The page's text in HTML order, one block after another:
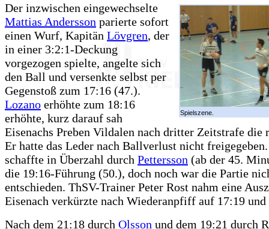
Spielszene.
Der inzwischen eingewechselte
Mattias Andersson parierte sofort
einen Wurf, Kapitän Lövgren, der
in einer 3:2:1-Deckung
vorgezogen spielte, angelte sich
den Ball und versenkte selbst per
Gegenstoß zum 17:16 (47.).
Lozano erhöhte zum 18:16
erhöhte, kurz darauf sah
Eisenachs Preben Vildalen nach dritter Zeitstrafe die
Er hatte das Leder nach Ballverlust nicht
schaffte in Überzahl durch Pettersson (ab der 45.
die 19:16-Führung (50.), doch noch war die Partie
entschieden. ThSV-Trainer Peter Rost nahm eine
Eisenach verkürzte nach Wiederanpfiff auf 17:19
Nach dem 21:18 durch Olsson und dem 19:21 durch